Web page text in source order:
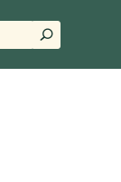
U